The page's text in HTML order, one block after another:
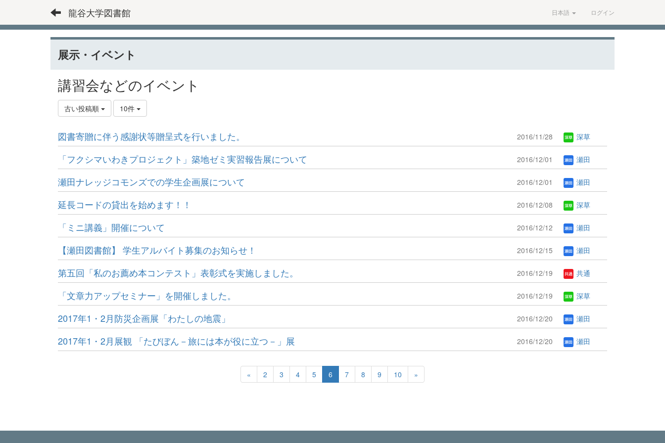
龍谷大学図書館 日本語 ログイン
展示・イベント
講習会などのイベント
古い投稿順 10件
図書寄贈に伴う感謝状等贈呈式を行いました。 2016/11/28 深草
「フクシマいわきプロジェクト」築地ゼミ実習報告展について 2016/12/01 瀬田
瀬田ナレッジコモンズでの学生企画展について 2016/12/01 瀬田
延長コードの貸出を始めます！！ 2016/12/08 深草
「ミニ講義」開催について 2016/12/12 瀬田
【瀬田図書館】 学生アルバイト募集のお知らせ！ 2016/12/15 瀬田
第五回「私のお薦め本コンテスト」表彰式を実施しました。 2016/12/19 共通
「文章力アップセミナー」を開催しました。 2016/12/19 深草
2017年1・2月防災企画展「わたしの地震」 2016/12/20 瀬田
2017年1・2月展観 「たびぼん－旅には本が役に立つ－」展 2016/12/20 瀬田
« 2 3 4 5 6 7 8 9 10 »